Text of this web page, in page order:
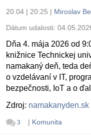
20.04 | 20:25 | Miroslav
Dátum udalosti:
Dňa 4. mája 2026 od
knižnice Technickej
namakaný deň, teda
o vzdelávaní v IT,
bezpečnosti, IoT a o
Zdroj: namakanyden.sk
3 | Komunita